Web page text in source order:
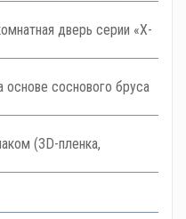
дверь серии «Х-
соснового бруса
(3D-пленка,